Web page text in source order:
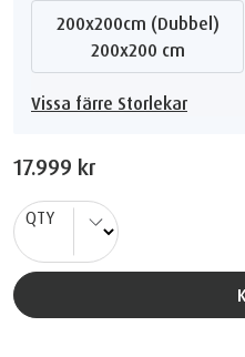
200x200cm (Dubbel)
200x200 cm
Vissa färre Storlekar
17.999 kr
QTY